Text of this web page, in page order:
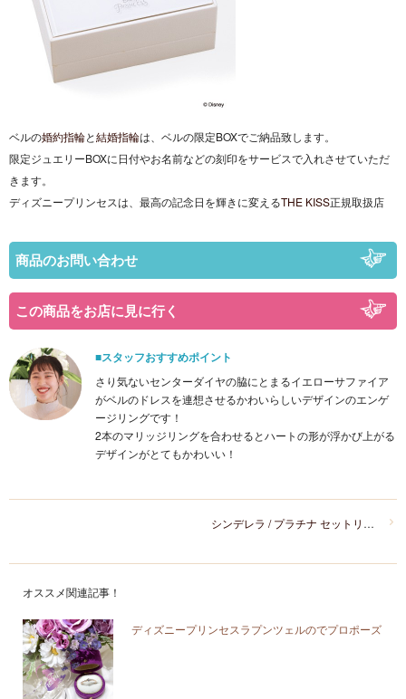
ベルの婚約指輪と結婚指輪は、ベルの限定BOXでご納品致します。
限定ジュエリーBOXに日付やお名前などの刻印をサービスで入れさせていただ
きます。
ディズニープリンセスは、最高の記念日を輝きに変えるTHE KISS正規取扱店
商品のお問い合わせ
この商品をお店に見に行く
■スタッフおすすめポイント
さり気ないセンターダイヤの脇にとまるイエローサファイア
がベルのドレスを連想させるかわいらしいデザインのエンゲ
ージリングです！
2本のマリッジリングを合わせるとハートの形が浮かび上がる
デザインがとてもかわいい！
シンデレラ / プラチナ セットリング
オススメ関連記事！
ディズニープリンセスラプンツェルのでプロポーズ